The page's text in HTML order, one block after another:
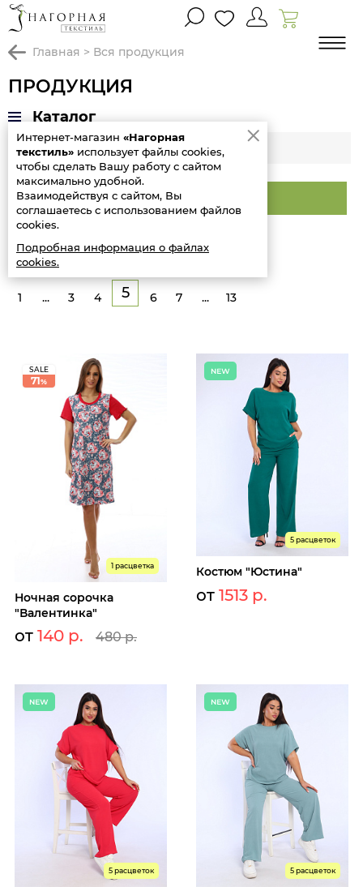
Интернет-магазин «Нагорная
текстиль» использует файлы cookies,
чтобы сделать Вашу работу с сайтом
максимально удобной.
Взаимодействуя с сайтом, Вы
соглашаетесь с использованием файлов
cookies.
Подробная информация о файлах
cookies.
главная > вся продукция
ПРОДУКЦИЯ
Каталог
Фильтр
Сортировать
1 ... 3 4 5 6 7 ... 13
SALE
71%
1 расцветка
Ночная сорочка
"Валентинка"
от 140 р. 480 р.
5 расцветок
Костюм "Юстина"
от 1513 р.
5 расцветок 5 расцветок